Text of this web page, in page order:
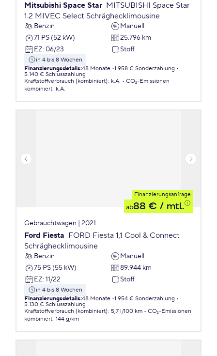
Mitsubishi Space Star MITSUBISHI Space Star
1.2 MIVEC Select Schräghecklimousine
Benzin
Manuell
71 PS (52 kW)
25.796 km
EZ: 06/23 Stoff
in 4 bis 8 Wochen
Finanzierungsdetails:48 Monate 1.958 € Sonderzahlung
5.140 € Schlusszahlung
Kraftstoffverbrauch (kombiniert): k.A.
CO₂-Emissionen
kombiniert: k.A.
Finanzierungsanfrage
ab88 € / mtl.
Gebrauchtwagen | 2021
Ford Fiesta FORD Fiesta 1,1 Cool & Connect
Schräghecklimousine
Benzin
Manuell
75 PS (55 kW)
89.944 km
EZ: 11/22 Stoff
in 4 bis 8 Wochen
Finanzierungsdetails:48 Monate 1.954 € Sonderzahlung
5.130 € Schlusszahlung
Kraftstoffverbrauch (kombiniert): 5,7 l/100 km
CO₂-Emissionen
kombiniert: 144 g/km